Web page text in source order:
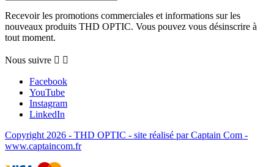
Recevoir les promotions commerciales et informations sur les
nouveaux produits THD OPTIC. Vous pouvez vous désinscrire à
tout moment.
Nous suivre  
Facebook
YouTube
Instagram
LinkedIn
Copyright 2026 - THD OPTIC - site réalisé par Captain Com -
www.captaincom.fr